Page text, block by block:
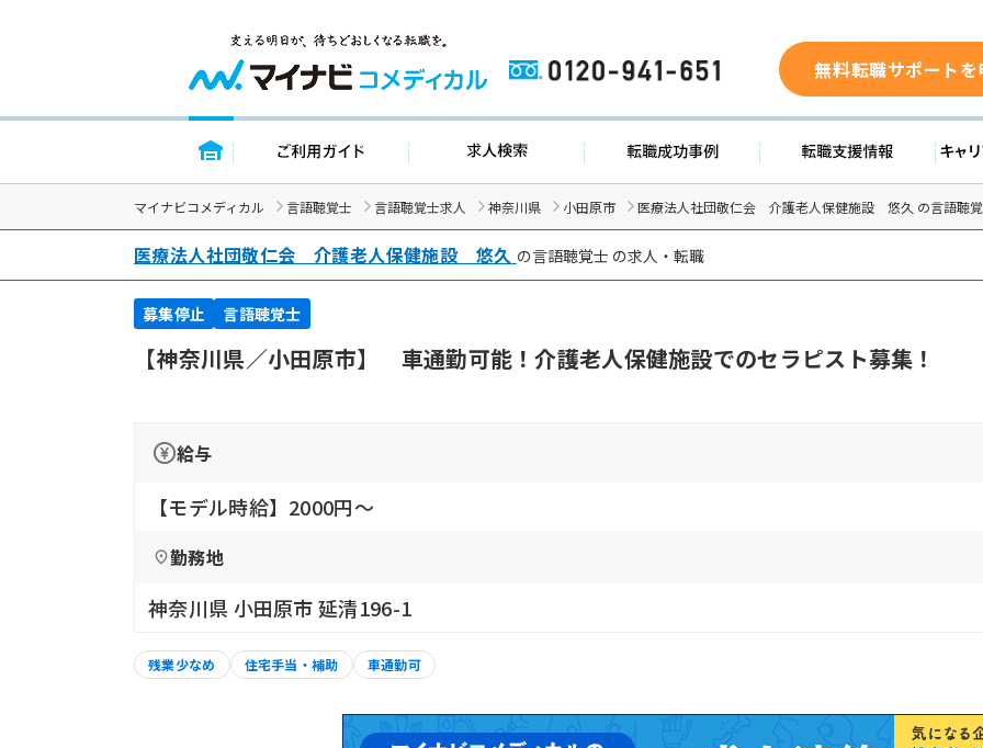
0120-941-651 無料転職サポート
トップページ ご利用ガイド 求人検索 転職成功事例 転職支
マイナビコメディカル 言語聴覚士 言語聴覚士求人 神奈川県 小田原市 医療法人社団敬仁会 介護老人保健施設 悠久 の言語聴
医療法人社団敬仁会 介護老人保健施設 悠久 の言語聴覚士 の求人・転職
募集停止 言語聴覚士
【神奈川県／小田原市】 車通勤可能！介護老人保健施設でのセラピスト募集！
給与
【モデル時給】2000円〜
勤務地
神奈川県 小田原市 延清196-1
残業少なめ 住宅手当・補助 車通勤可